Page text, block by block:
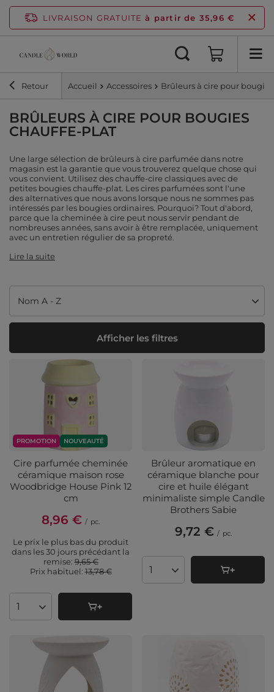
LIVRAISON GRATUITE à partir de 35,96 €
Retour Accueil Accessoires Brûleurs à cire pour
BRÛLEURS À CIRE POUR BOUGIES
CHAUFFE-PLAT
Une large sélection de brûleurs à cire parfumée dans notre
magasin est la garantie que vous trouverez quelque chose qui
vous convient. Utilisez des chauffe-cire classiques avec de
petites bougies chauffe-plat. Les cires parfumées sont l'une
des alternatives que nous avons lorsque nous ne sommes pas
intéressés par les bougies ordinaires. Pourquoi? Tout d'abord,
parce que la cheminée à cire peut nous servir pendant de
nombreuses années, sans avoir à être remplacée, uniquement
avec un entretien régulier de sa propreté.
Lire la suite
Modifier le tri
Nom A - Z
Afficher les filtres
PROMOTION NOUVEAUTÉ
Cire parfumée cheminée
céramique maison rose
Woodbridge House Pink 12
cm
8,96 € / pc.
Le prix le plus bas du produit
dans les 30 jours précédant la
remise:9,65 €
Prix ​​habituel:13,78 €
Quantité de produits
Brûleur aromatique en
céramique blanche pour
cire et huile élégant
minimaliste simple Candle
Brothers Sabie
9,72 € / pc.
Quantité de produits